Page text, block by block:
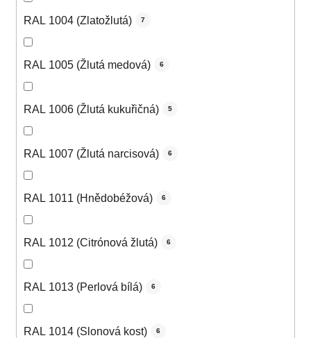
RAL 1004 (Zlatožlutá) 7
RAL 1005 (Žlutá medová) 6
RAL 1006 (Žlutá kukuřičná) 5
RAL 1007 (Žlutá narcisová) 6
RAL 1011 (Hnědobéžová) 6
RAL 1012 (Citrónová žlutá) 6
RAL 1013 (Perlová bílá) 6
RAL 1014 (Slonová kost) 6